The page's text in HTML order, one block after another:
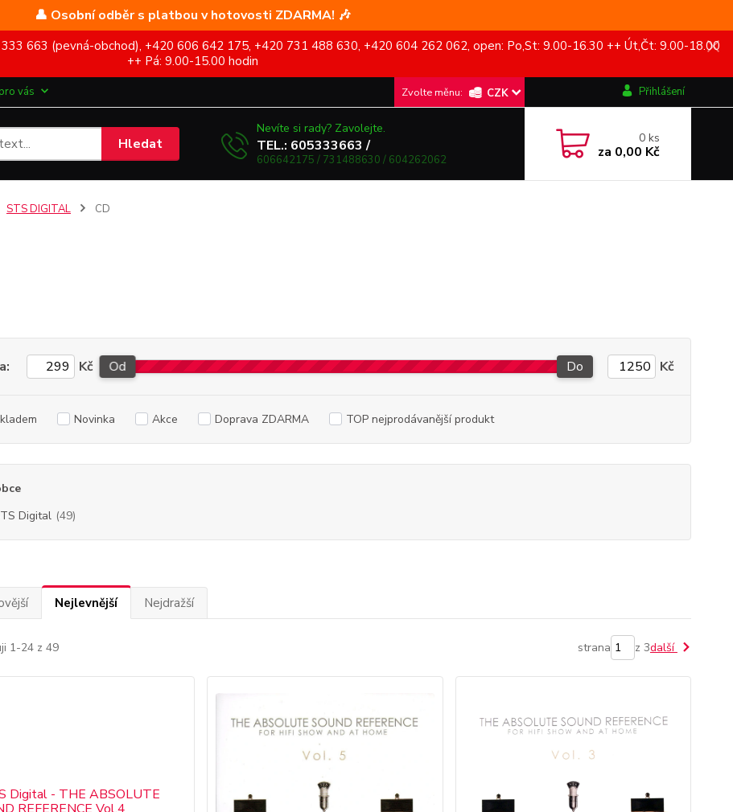
👤 Osobní odběr s platbou v hotovosti ZDARMA! 🎶
663 (pevná-obchod), +420 606 642 175, +420 731 488 630, +420 604 262 062, open: Po,St: 9.00-16.30 ++ Út,Čt: 9.00-18.00
++ Pá: 9.00-15.00 hodin
vás CZK Přihlášení
Hledat
Nevíte si rady? Zavolejte.
TEL.: 605333663 /
606642175 / 731488630 / 604262062
0ks
za 0,00 Kč
STS DIGITAL CD
Kč Od Do Kč
Novinka Akce Doprava ZDARMA TOP nejprodávanější produkt
Digital (49)
Nejlevnější Nejdražší
1-24 z 49 strana z 3další